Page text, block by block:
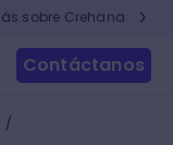
sobre Crehana
Contáctanos
/